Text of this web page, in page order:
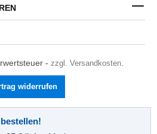
- zzgl. Versandkosten.
widerrufen